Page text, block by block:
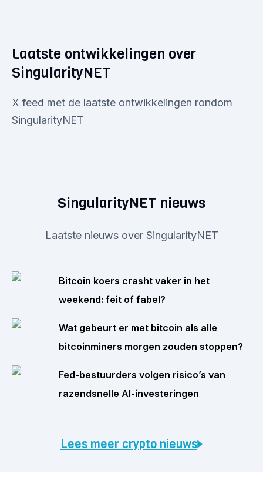
Laatste ontwikkelingen over
SingularityNET
X feed met de laatste ontwikkelingen rondom
SingularityNET
SingularityNET nieuws
Laatste nieuws over SingularityNET
Bitcoin koers crasht vaker in het
weekend: feit of fabel?
Wat gebeurt er met bitcoin als alle
bitcoinminers morgen zouden stoppen?
Fed-bestuurders volgen risico’s van
razendsnelle AI-investeringen
Lees meer crypto nieuws